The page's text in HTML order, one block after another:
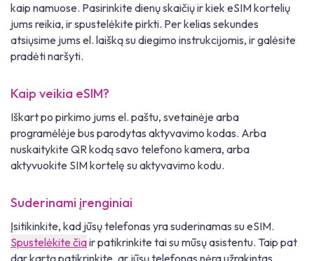
kaip namuose. Pasirinkite dienų skaičių ir kiek eSIM kortelių
jums reikia, ir spustelėkite pirkti. Per kelias sekundes
atsiųsime jums el. laišką su diegimo instrukcijomis, ir galėsite
pradėti naršyti.
Kaip veikia eSIM?
Iškart po pirkimo jums el. paštu, svetainėje arba
programėlėje bus parodytas aktyvavimo kodas. Arba
nuskaitykite QR kodą savo telefono kamera, arba
aktyvuokite SIM kortelę su aktyvavimo kodu.
Suderinami įrenginiai
Įsitikinkite, kad jūsų telefonas yra suderinamas su eSIM.
Spustelėkite čiair patikrinkite tai su mūsų asistentu. Taip pat